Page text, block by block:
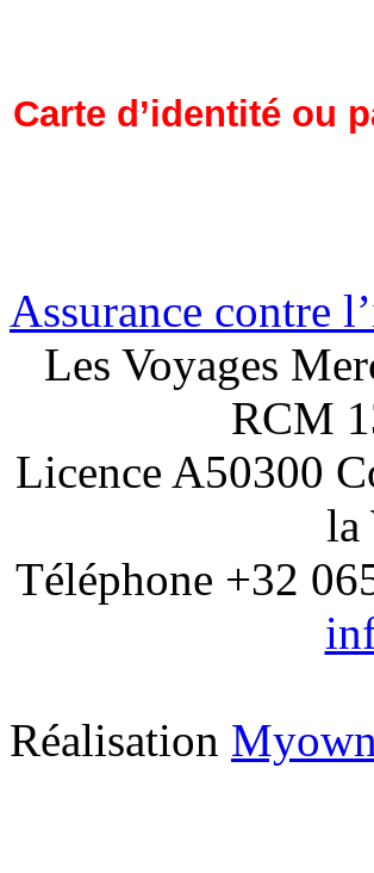
Carte d’identité ou
Assurance contre
Les Voyages
RCM
Licence A50300
la
Téléphone +32
Réalisation